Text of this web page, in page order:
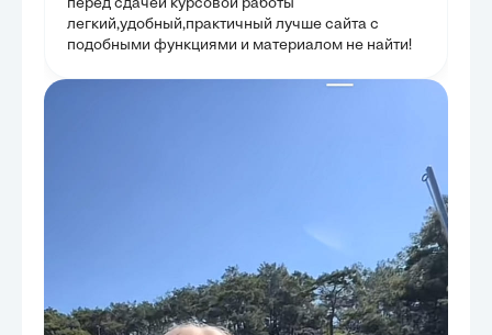
перед сдачей курсовой работы
легкий,удобный,практичный лучше сайта с
подобными функциями и материалом не найти!